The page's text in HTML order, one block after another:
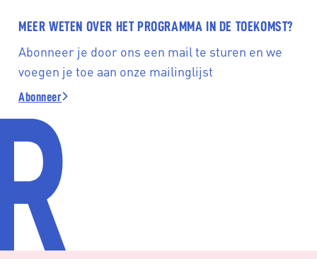
MEER WETEN OVER HET PROGRAMMA IN DE TOEKOMST?
Abonneer je door ons een mail te sturen en we
voegen je toe aan onze mailinglijst
Abonneer